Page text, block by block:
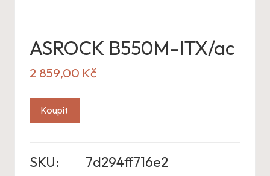
ASROCK B550M-ITX/ac
2 859,00 Kč
Koupit
SKU:
7d294ff716e2